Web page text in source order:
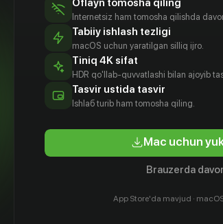
А в советской
— легендарная
мира и выполнявшая
Oflayn tomosha qiling
Internetsiz ham tomosha qilishda
Tabiiy ishlash tezligi
macOS uchun yaratilgan silliq ijro.
Tiniq 4K sifat
HDR qo'llab-quvvatlashi bilan ajoyib
Tasvir ustida tasvir
Ishlаб turib ham tomosha qiling.
Mac uchun
Brauzerda
App Store'da mavjud ·